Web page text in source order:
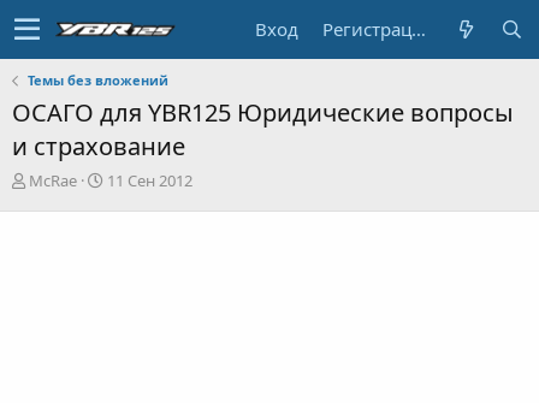
Вход Регистрация
Темы без вложений
ОСАГО для YBR125 Юридические вопросы
и страхование
А
McRae
Д11 Сен 2012